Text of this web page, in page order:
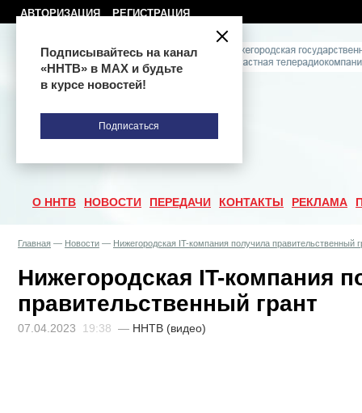
АВТОРИЗАЦИЯ РЕГИСТРАЦИЯ
О ННТВ НОВОСТИ ПЕРЕДАЧИ КОНТАКТЫ РЕКЛАМА
Главная — Новости — Нижегородская IT-компания получила правительственный
Нижегородская IT-компания
правительственный грант
07.04.2023 19:38 — ННТВ (видео)
Подписывайтесь на канал
«ННТВ» в МАХ и будьте
в курсе новостей!
Подписаться